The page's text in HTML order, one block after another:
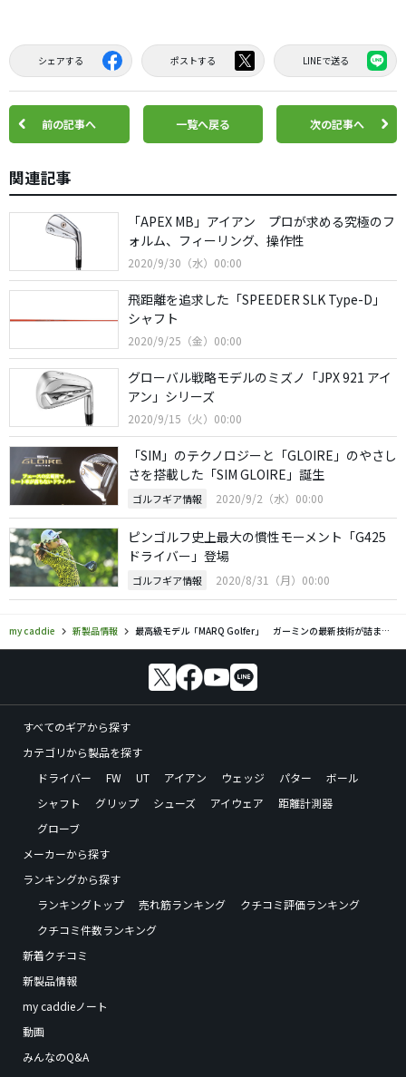
シェアする ポストする LINEで送る
前の記事へ 一覧へ戻る 次の記事へ
関連記事
「APEX MB」アイアン プロが求める究極のフ
ォルム、フィーリング、操作性
2020/9/30（水）00:00
飛距離を追求した「SPEEDER SLK Type-D」
シャフト
2020/9/25（金）00:00
グローバル戦略モデルのミズノ「JPX 921 アイ
アン」シリーズ
2020/9/15（火）00:00
「SIM」のテクノロジーと「GLOIRE」のやさし
さを搭載した「SIM GLOIRE」誕生
ゴルフギア情報 2020/9/2（水）00:00
ピンゴルフ史上最大の慣性モーメント「G425
ドライバー」登場
ゴルフギア情報 2020/8/31（月）00:00
my caddie 新製品情報 最高級モデル「MARQ Golfer」 ガーミンの最新技術が詰まったGPSプロウォッチ
すべてのギアから探す
カテゴリから製品を探す
ドライバー
FW UT アイアン ウェッジ パター
ボール
シャフト
グリップ シューズ アイウェア
距離計測器
グローブ
メーカーから探す
ランキングから探す
ランキングトップ
売れ筋ランキング
クチコミ評価ランキング
クチコミ件数ランキング
新着クチコミ
新製品情報
my caddieノート
動画
みんなのQ&A